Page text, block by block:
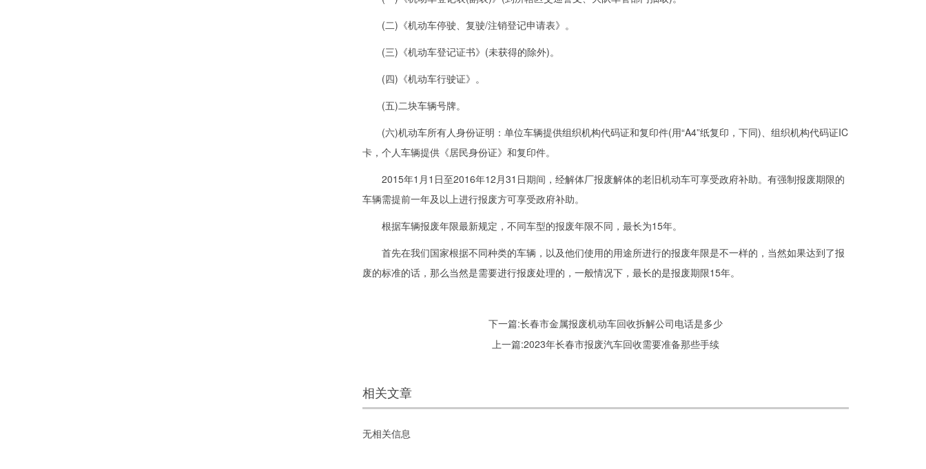
(二)《机动车停驶、复驶/注销登记申请表》。
(三)《机动车登记证书》(未获得的除外)。
(四)《机动车行驶证》。
(五)二块车辆号牌。
(六)机动车所有人身份证明：单位车辆提供组织机构代码证和复印件(用“A4”纸复印，下同)、组织机构代码证IC
卡，个人车辆提供《居民身份证》和复印件。
2015年1月1日至2016年12月31日期间，经解体厂报废解体的老旧机动车可享受政府补助。有强制报废期限的
车辆需提前一年及以上进行报废方可享受政府补助。
根据车辆报废年限最新规定，不同车型的报废年限不同，最长为15年。
首先在我们国家根据不同种类的车辆，以及他们使用的用途所进行的报废年限是不一样的，当然如果达到了报
废的标准的话，那么当然是需要进行报废处理的，一般情况下，最长的是报废期限15年。
下一篇:长春市金属报废机动车回收拆解公司电话是多少
上一篇:2023年长春市报废汽车回收需要准备那些手续
相关文章
无相关信息